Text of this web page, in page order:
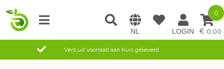
0,00
0
Vers uit voorraad aan huis geleverd